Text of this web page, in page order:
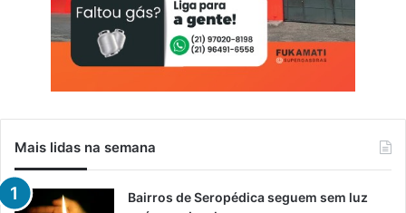
Mais lidas na semana
Bairros de Seropédica seguem sem luz